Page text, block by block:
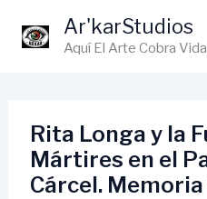
contenido
Ar'karStudios
Aquí El Arte Cobra Vida
Rita Longa y la
Mártires en el
Cárcel.